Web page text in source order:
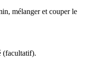
mélanger et couper le
(facultatif).